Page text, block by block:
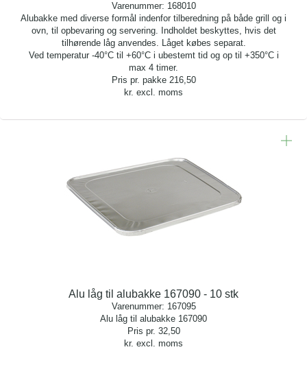
Varenummer: 168010
Alubakke med diverse formål indenfor tilberedning på både grill og i
ovn, til opbevaring og servering. Indholdet beskyttes, hvis det
tilhørende låg anvendes. Låget købes separat.
Ved temperatur -40°C til +60°C i ubestemt tid og op til +350°C i
max 4 timer.
Pris pr. pakke 216,50
kr. excl. moms
Alu låg til alubakke 167090 - 10 stk
Varenummer: 167095
Alu låg til alubakke 167090
Pris pr. 32,50
kr. excl. moms